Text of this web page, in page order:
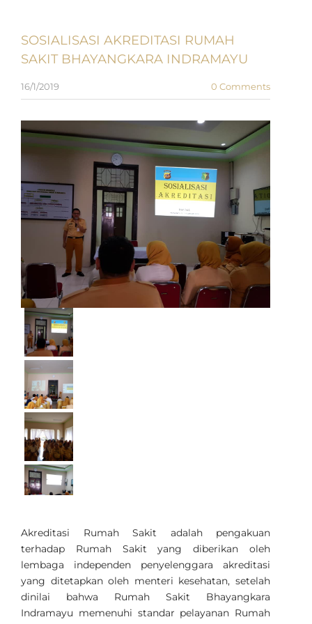
SOSIALISASI AKREDITASI RUMAH
SAKIT BHAYANGKARA INDRAMAYU
16/1/2019 0 Comments
Akreditasi Rumah Sakit adalah pengakuan
terhadap Rumah Sakit yang diberikan oleh
lembaga independen penyelenggara akreditasi
yang ditetapkan oleh menteri kesehatan, setelah
dinilai bahwa Rumah Sakit Bhayangkara
Indramayu memenuhi standar pelayanan Rumah